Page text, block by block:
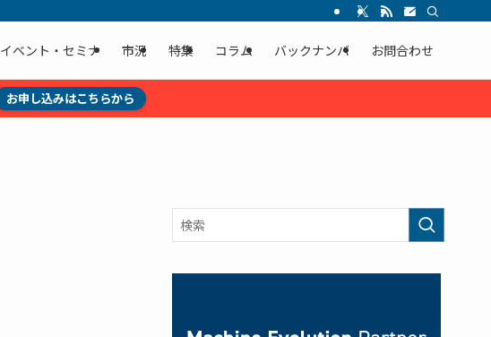
イベント・セミナ 市況 特集 コラム バックナンバ お問合わせ
お申し込みはこちらから